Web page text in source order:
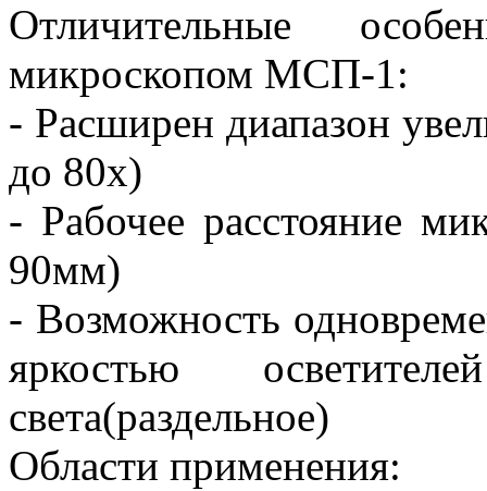
Отличительные
микроскопом МСП-1:
- Расширен диапазон
до 80х)
- Рабочее расстояние
90мм)
- Возможность
яркостью
света(раздельное)
Области применения: